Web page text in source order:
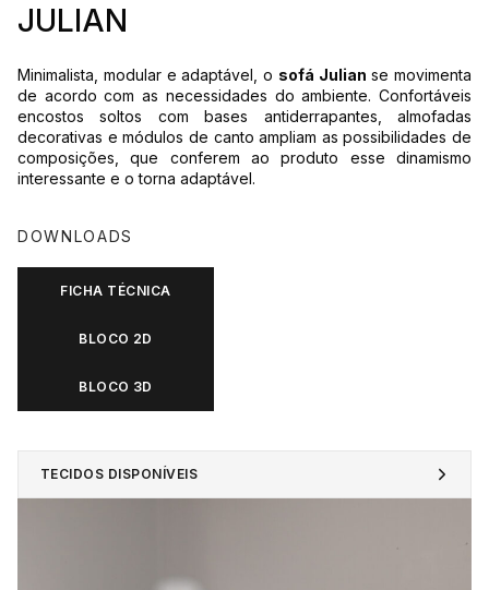
JULIAN
Minimalista, modular e adaptável, o sofá Julian se movimenta
de acordo com as necessidades do ambiente. Confortáveis
encostos soltos com bases antiderrapantes, almofadas
decorativas e módulos de canto ampliam as possibilidades de
composições, que conferem ao produto esse dinamismo
interessante e o torna adaptável.
DOWNLOADS
FICHA TÉCNICA
BLOCO 2D
BLOCO 3D
TECIDOS DISPONÍVEIS